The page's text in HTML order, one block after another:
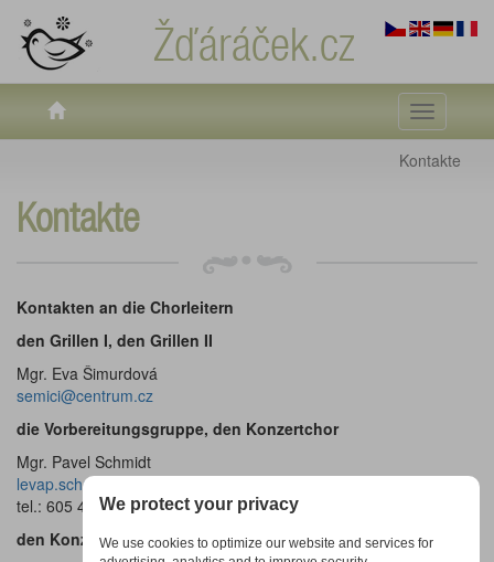
Žďáráček.cz
Toggle
Kontakte
Kontakte
Kontakten an die Chorleitern
den Grillen I, den Grillen II
Mgr. Eva Šimurdová
semici@centrum.cz
die Vorbereitungsgruppe, den Konzertchor
Mgr. Pavel Schmidt
levap.schmidt@seznam.cz
tel.: 605 413 239
den Konzertchor
We protect your privacy
We use cookies to optimize our website and services for